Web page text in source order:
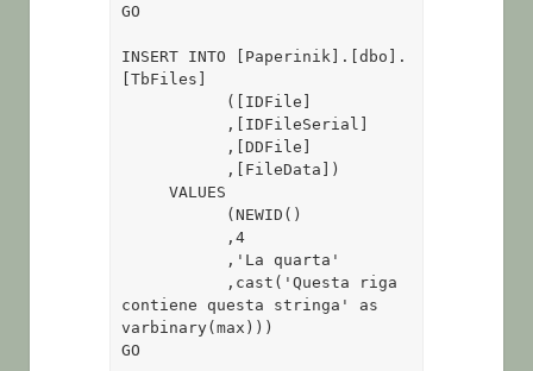
GO
INSERT INTO [Paperinik].[dbo].
[TbFiles]
     VALUES
contiene questa stringa' as
varbinary(max)))
GO